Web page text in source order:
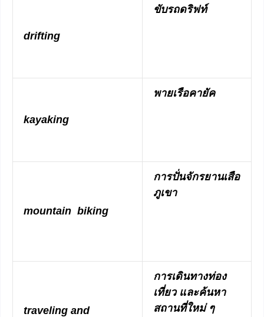
drifting
ขับรถดริฟท์
kayaking
พายเรือคายัค
mountain biking
การปั่นจักรยานเสือ
ภูเขา
traveling and
การเดินทางท่อง
เที่ยว และค้นหา
สถานที่ใหม่ ๆ